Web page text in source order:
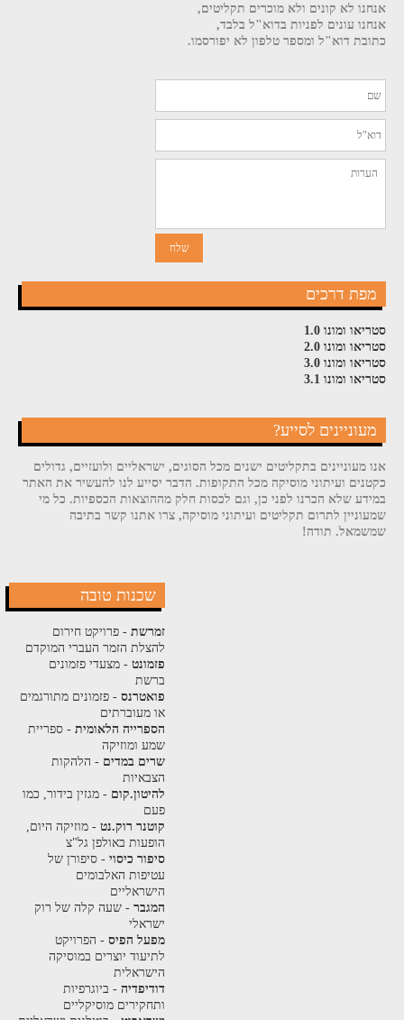
אנחנו לא קונים ולא מוכרים תקליטים,
אנחנו עונים לפניות בדוא"ל בלבד,
כתובת דוא"ל ומספר טלפון לא יפורסמו.
מפת דרכים
סטריאו ומונו 1.0
סטריאו ומונו 2.0
סטריאו ומונו 3.0
סטריאו ומונו 3.1
מעוניינים לסייע?
אנו מעוניינים בתקליטים ישנים מכל הסוגים, ישראליים ולועזיים, גדולים
כקטנים ועיתוני מוסיקה מכל התקופות. הדבר יסייע לנו להעשיר את האתר
במידע שלא הכרנו לפני כן, וגם לכסות חלק מההוצאות הכספיות. כל מי
שמעוניין לתרום תקליטים ועיתוני מוסיקה, צרו אתנו קשר בתיבה
שמשמאל. תודה!
שכנות טובה
זמרשת- פרויקט חירום
להצלת הזמר העברי המוקדם
פזמונט- מצעדי פזמונים
ברשת
פואטרנס- פזמונים מתורגמים
או מעוברתים
הספרייה הלאומית- ספריית
שמע ומוזיקה
שרים במדים - הלהקות
הצבאיות
להיטון.קום - מגזין בידור, כמו
פעם
קוטנר רוק.נט- מוזיקה היום,
הופעות באולפן גל"צ
סיפור כיסוי- סיפורן של
עטיפות האלבומים
הישראליים
המגבר- שעה קלה של רוק
ישראלי
מפעל הפיס- הפרויקט
לתיעוד יוצרים במוסיקה
הישראלית
דודיפדיה- ביוגרפיות
ותחקירים מוסיקליים